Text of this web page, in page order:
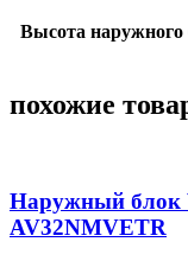
Высота
похожие
Наружный блок
AV32NMVETR